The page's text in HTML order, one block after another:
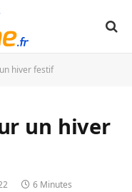
hiver festif
un hiver
6 Minutes